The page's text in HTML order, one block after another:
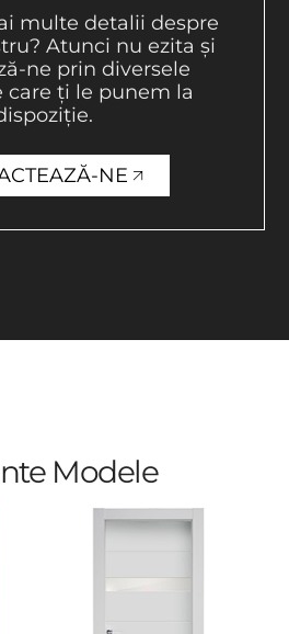
multe detalii despre
Atunci nu ezita și
ne prin diversele
care ți le punem la
NE
Modele